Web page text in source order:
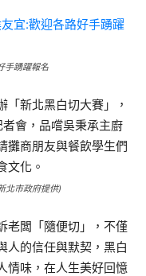
手踴躍報名
新北黑白切大賽」，
會，品嚐吳秉承主廚
攤商朋友與餐飲學生們
文化。
北市政府提供)
老闆「隨便切」，不僅
人的信任與默契，黑白
情味，在人生美好回憶